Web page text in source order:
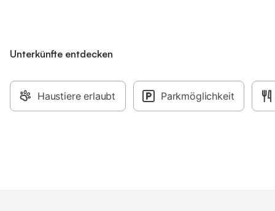
Unterkünfte entdecken
Haustiere erlaubt Parkmöglichkeit